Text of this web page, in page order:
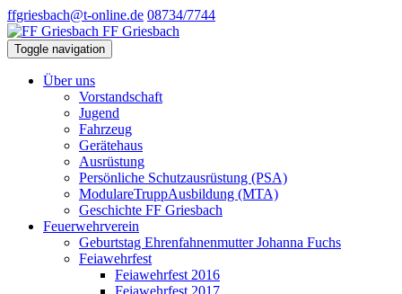
ffgriesbach@t-online.de 08734/7744
FF Griesbach
Toggle navigation
Über uns
Vorstandschaft
Jugend
Fahrzeug
Gerätehaus
Ausrüstung
Persönliche Schutzausrüstung (PSA)
ModulareTruppAusbildung (MTA)
Geschichte FF Griesbach
Feuerwehrverein
Geburtstag Ehrenfahnenmutter Johanna Fuchs
Feiawehrfest
Feiawehrfest 2016
Feiawehrfest 2017